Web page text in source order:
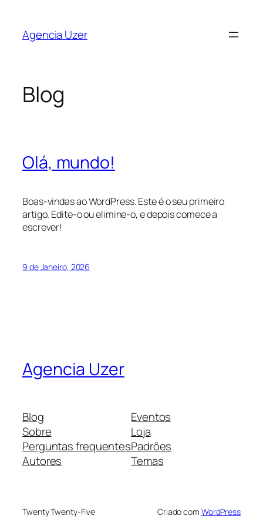
Agencia Uzer
Blog
Olá, mundo!
Boas-vindas ao WordPress. Este é o seu primeiro
artigo. Edite-o ou elimine-o, e depois comece a
escrever!
9 de Janeiro, 2026
Agencia Uzer
Blog
Sobre
Perguntas frequentes
Autores
Eventos
Loja
Padrões
Temas
Twenty Twenty-Five Criado com WordPress